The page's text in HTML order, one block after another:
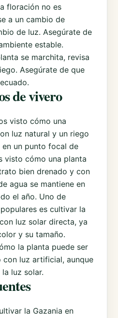
floración no es
a un cambio de
de luz. Asegúrate de
estable.
se marchita, revisa
Asegúrate de que
de vivero
visto cómo una
luz natural y un riego
un punto focal de
visto cómo una planta
bien drenado y con
agua se mantiene en
el año. Uno de
es cultivar la
luz solar directa, ya
y su tamaño.
la planta puede ser
con luz artificial, aunque
luz solar.
la Gazania en